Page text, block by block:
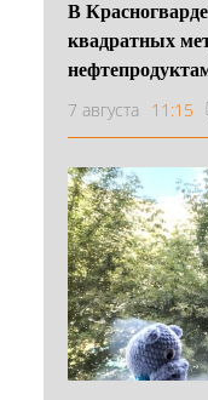
В
квадратных
7 августа 11:15